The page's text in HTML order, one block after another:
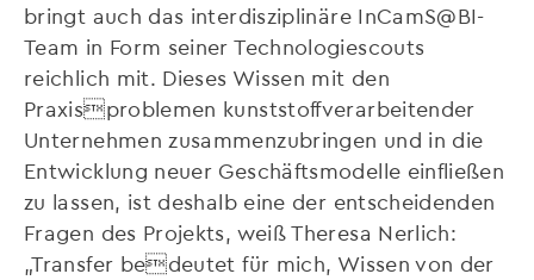
bringt auch das interdisziplinäre InCamS@BI-
Team in Form seiner Technologiescouts
reichlich mit. Dieses Wissen mit den
Praxisproblemen kunststoffverarbeitender
Unternehmen zusammenzubringen und in die
Entwicklung neuer Geschäftsmodelle einfließen
zu lassen, ist deshalb eine der entscheidenden
Fragen des Projekts, weiß Theresa Nerlich:
„Transfer bedeutet für mich, Wissen von der